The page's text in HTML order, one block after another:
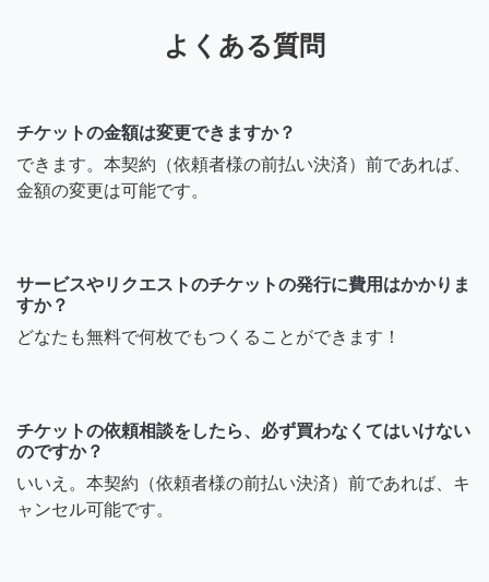
よくある質問
チケットの金額は変更できますか？
できます。本契約（依頼者様の前払い決済）前であれば、
金額の変更は可能です。
サービスやリクエストのチケットの発行に費用はかかりま
すか？
どなたも無料で何枚でもつくることができます！
チケットの依頼相談をしたら、必ず買わなくてはいけない
のですか？
いいえ。本契約（依頼者様の前払い決済）前であれば、キ
ャンセル可能です。